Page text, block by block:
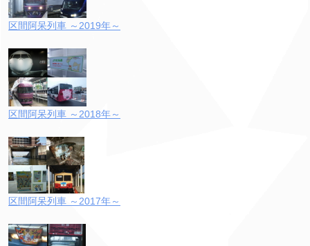
区間阿呆列車 ～2019年～
区間阿呆列車 ～2018年～
区間阿呆列車 ～2017年～